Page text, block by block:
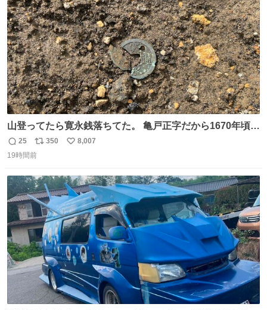
参ります」とつづった。
数
山登ってたら寛永銭落ちてた。 亀戸正字だから1670年頃に
鋳造されたもの。
返
信
25
リ
ポ
ト
数
350
い
数
8,007
19時間前